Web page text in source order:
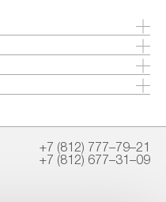
+7 (812) 777–79–21
+7 (812) 677–31–09